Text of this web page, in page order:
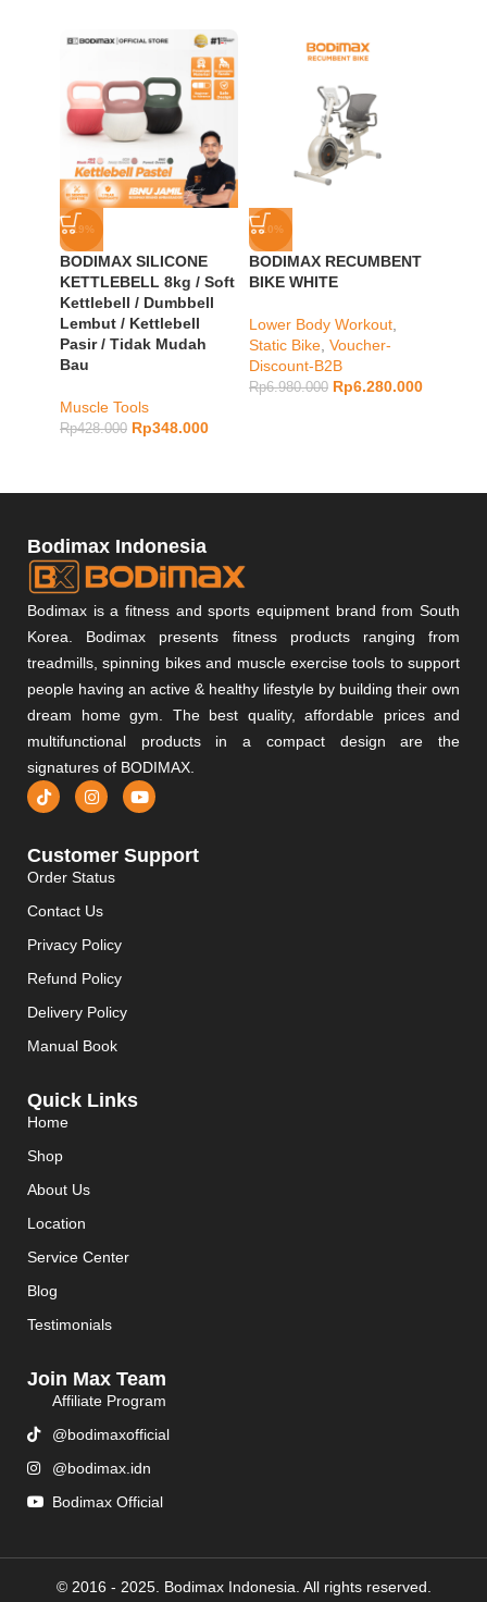
-19%
BODIMAX SILICONE
KETTLEBELL 8kg / Soft
Kettlebell / Dumbbell
Lembut / Kettlebell
Pasir / Tidak Mudah
Bau
Muscle Tools
Rp428.000 Rp348.000
-10%
BODIMAX RECUMBENT
BIKE WHITE
Lower Body Workout
Static Bike Voucher-
Discount-B2B
Rp6.980.000 Rp6.280.000
Bodimax Indonesia
Bodimax is a fitness and sports equipment brand from South
Korea. Bodimax presents fitness products ranging from
treadmills, spinning bikes and muscle exercise tools to support
people having an active & healthy lifestyle by building their own
dream home gym. The best quality, affordable prices and
multifunctional products in a compact design are the
signatures of BODIMAX.
Customer Support
Order Status
Contact Us
Privacy Policy
Refund Policy
Delivery Policy
Manual Book
Quick Links
Home
Shop
About Us
Location
Service Center
Blog
Testimonials
Join Max Team
Affiliate Program
@bodimaxofficial
@bodimax.idn
Bodimax Official
© 2016 - 2025. Bodimax Indonesia. All rights reserved.